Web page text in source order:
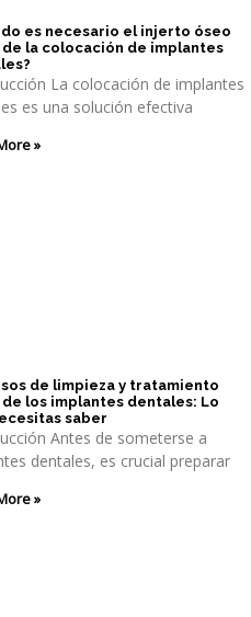
es necesario el injerto óseo
de la colocación de implantes
La colocación de implantes
es una solución efectiva
»
de limpieza y tratamiento
de los implantes dentales: Lo
saber
Antes de someterse a
dentales, es crucial preparar
»